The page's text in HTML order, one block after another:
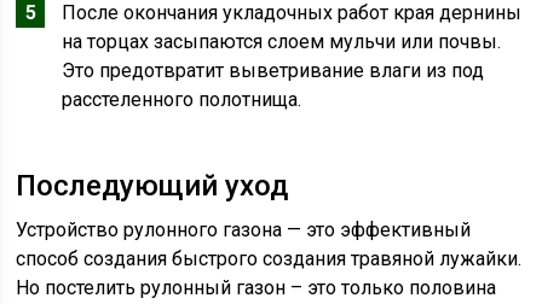
После окончания укладочных работ края дернины
на торцах засыпаются слоем мульчи или почвы.
Это предотвратит выветривание влаги из под
расстеленного полотнища.
Последующий уход
Устройство рулонного газона — это эффективный
способ создания быстрого создания травяной лужайки.
Но постелить рулонный газон – это только половина